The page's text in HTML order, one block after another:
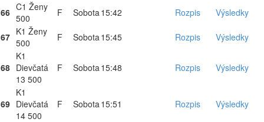
66 C1 Ženy
500
F Sobota15:42 Rozpis Výsledky
67 K1 Ženy
500
F Sobota15:45 Rozpis Výsledky
68
K1
Dievčatá
13 500
F Sobota15:48 Rozpis Výsledky
69
K1
Dievčatá
14 500
F Sobota15:51 Rozpis Výsledky